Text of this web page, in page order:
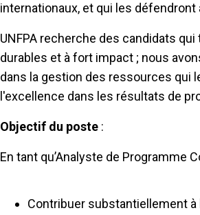
internationaux, et qui les
UNFPA recherche des candidats
durables et à fort impact ; nous
dans la gestion des ressources qui
l'excellence dans les résultats de
Objectif du poste :
En tant qu’Analyste de
Contribuer substantiellement